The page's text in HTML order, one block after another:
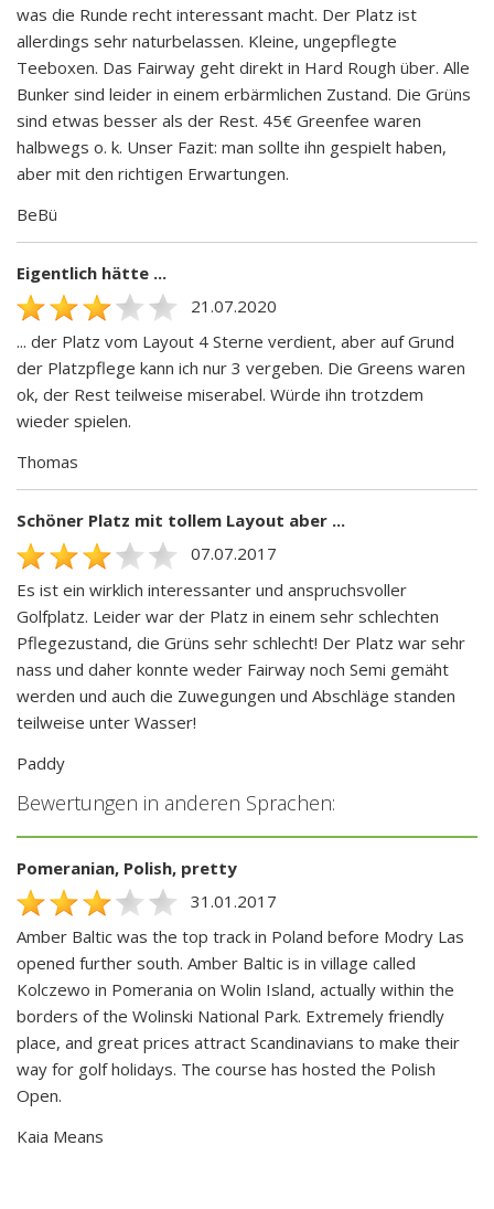
was die Runde recht interessant macht. Der Platz ist
allerdings sehr naturbelassen. Kleine, ungepflegte
Teeboxen. Das Fairway geht direkt in Hard Rough über. Alle
Bunker sind leider in einem erbärmlichen Zustand. Die Grüns
sind etwas besser als der Rest. 45€ Greenfee waren
halbwegs o. k. Unser Fazit: man sollte ihn gespielt haben,
aber mit den richtigen Erwartungen.
BeBü
Eigentlich hätte ...
21.07.2020
... der Platz vom Layout 4 Sterne verdient, aber auf Grund
der Platzpflege kann ich nur 3 vergeben. Die Greens waren
ok, der Rest teilweise miserabel. Würde ihn trotzdem
wieder spielen.
Thomas
Schöner Platz mit tollem Layout aber ...
07.07.2017
Es ist ein wirklich interessanter und anspruchsvoller
Golfplatz. Leider war der Platz in einem sehr schlechten
Pflegezustand, die Grüns sehr schlecht! Der Platz war sehr
nass und daher konnte weder Fairway noch Semi gemäht
werden und auch die Zuwegungen und Abschläge standen
teilweise unter Wasser!
Paddy
Bewertungen in anderen Sprachen:
Pomeranian, Polish, pretty
31.01.2017
Amber Baltic was the top track in Poland before Modry Las
opened further south. Amber Baltic is in village called
Kolczewo in Pomerania on Wolin Island, actually within the
borders of the Wolinski National Park. Extremely friendly
place, and great prices attract Scandinavians to make their
way for golf holidays. The course has hosted the Polish
Open.
Kaia Means